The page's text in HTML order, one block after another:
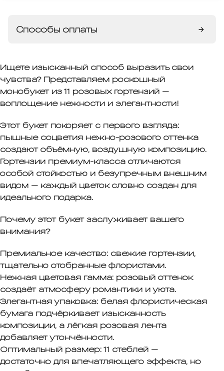
Способы оплаты →
Ищете изысканный способ выразить свои
чувства? Представляем роскошный
монобукет из 11 розовых гортензий —
воплощение нежности и элегантности!
Этот букет покоряет с первого взгляда:
пышные соцветия нежно-розового оттенка
создают объёмную, воздушную композицию.
Гортензии премиум-класса отличаются
особой стойкостью и безупречным внешним
видом — каждый цветок словно создан для
идеального подарка.
Почему этот букет заслуживает вашего
внимания?
Премиальное качество: свежие гортензии,
тщательно отобранные флористами.
Нежная цветовая гамма: розовый оттенок
создаёт атмосферу романтики и уюта.
Элегантная упаковка: белая флористическая
бумага подчёркивает изысканность
композиции, а лёгкая розовая лента
добавляет утончённости.
Оптимальный размер: 11 стеблей —
достаточно для впечатляющего эффекта, но